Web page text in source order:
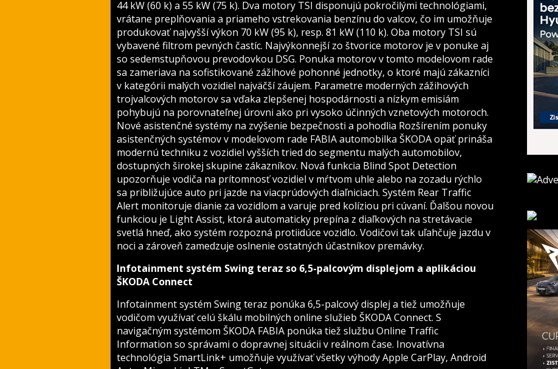
44 kW (60 k) a 55 kW (75 k). Dva motory TSI disponujú pokročilými technológiami,
vrátane preplňovania a priameho vstrekovania benzínu do valcov, čo im umožňuje
produkovať najvyšší výkon 70 kW (95 k), resp. 81 kW (110 k). Oba motory TSI sú
vybavené filtrom pevných častíc. Najvýkonnejší zo štvorice motorov je v ponuke aj
so sedemstupňovou prevodovkou DSG. Ponuka motorov v tomto modelovom rade
sa zameriava na sofistikované zážihové pohonné jednotky, o ktoré majú zákazníci
v kategórii malých vozidiel najväčší záujem. Parametre moderných zážihových
trojvalcových motorov sa vďaka zlepšenej hospodárnosti a nízkym emisiám
pohybujú na porovnateľnej úrovni ako pri vysoko účinných vznetových motoroch.
Nové asistenčné systémy na zvýšenie bezpečnosti a pohodlia Rozšírením ponuky
asistenčných systémov v modelovom rade FABIA automobilka ŠKODA opäť prináša
modernú techniku ​​z vozidiel vyšších tried do segmentu malých automobilov,
dostupných širokej skupine zákazníkov. Nová funkcia Blind Spot Detection
upozorňuje vodiča na prítomnosť vozidiel v mŕtvom uhle alebo na zozadu rýchlo
sa približujúce auto pri jazde na viacprúdových diaľniciach. Systém Rear Traffic
Alert monitoruje dianie za vozidlom a varuje pred kolíziou pri cúvaní. Ďalšou novou
funkciou je Light Assist, ktorá automaticky prepína z diaľkových na stretávacie
svetlá hneď, ako systém rozpozná protiidúce vozidlo. Vodičovi tak uľahčuje jazdu v
noci a zároveň zamedzuje oslnenie ostatných účastníkov premávky.
Infotainment systém Swing teraz so 6,5-palcovým displejom a aplikáciou
ŠKODA Connect
Infotainment systém Swing teraz ponúka 6,5-palcový displej a tiež umožňuje
vodičom využívať celú škálu mobilných online služieb ŠKODA Connect. S
navigačným systémom ŠKODA FABIA ponúka tiež službu Online Traffic
Information so správami o dopravnej situácii v reálnom čase. Inovatívna
technológia SmartLink+ umožňuje využívať všetky výhody Apple CarPlay, Android